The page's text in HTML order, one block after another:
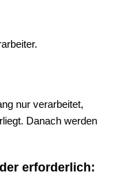
nur verarbeitet,
Danach werden
erforderlich: